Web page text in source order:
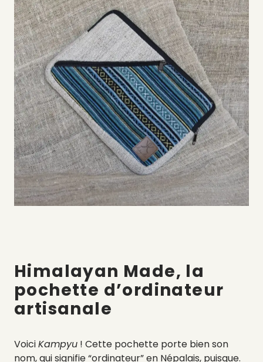
Himalayan Made, la
pochette d’ordinateur
artisanale
VoiciKampyu ! Cette pochette porte bien son
nom, qui signifie “ordinateur” en Népalais, puisque.